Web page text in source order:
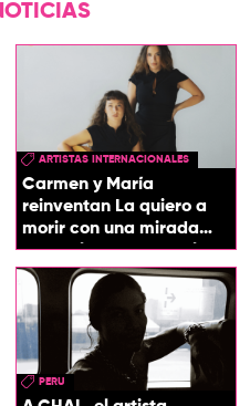
ARTISTAS INTERNACIONALES
Carmen y María
reinventan La quiero a
morir con una mirada
entre el flamenco y el
soul
PERU